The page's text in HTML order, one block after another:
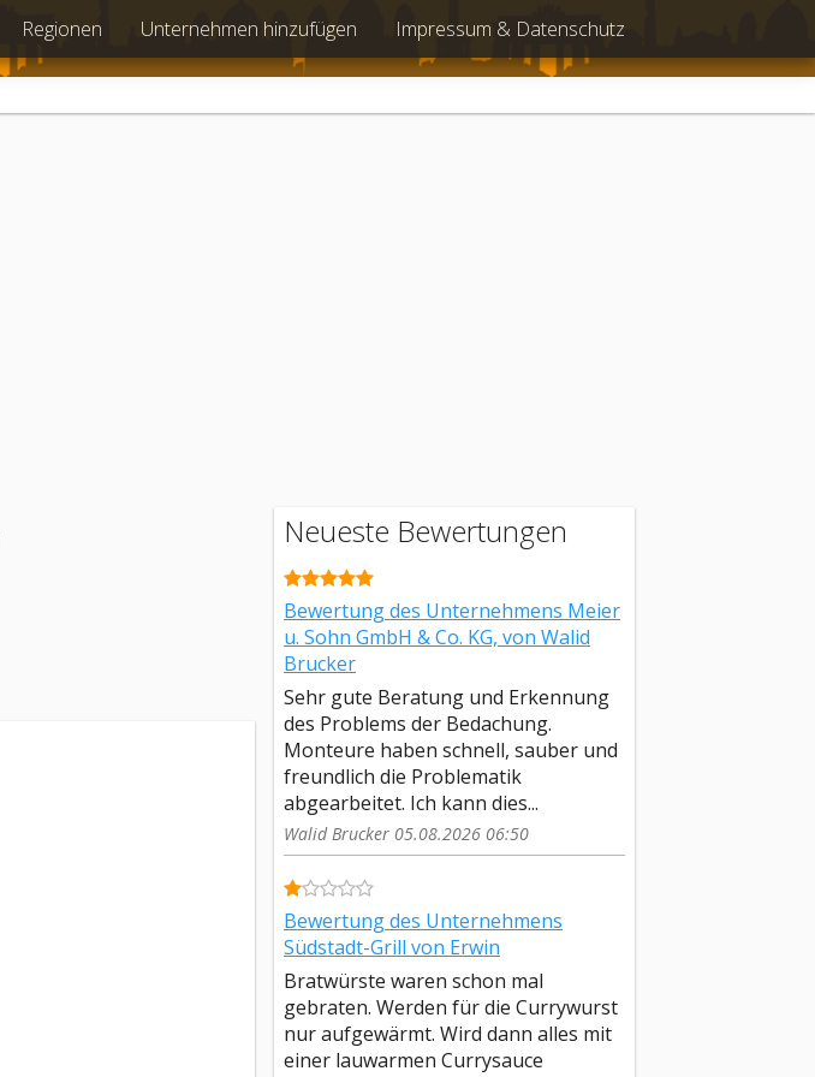
Regionen Unternehmen hinzufügen Impressum & Datenschutz
Neueste Bewertungen
Bewertung des Unternehmens Meier
u. Sohn GmbH & Co. KG, von Walid
Brucker
Sehr gute Beratung und Erkennung
des Problems der Bedachung.
Monteure haben schnell, sauber und
freundlich die Problematik
abgearbeitet. Ich kann dies...
Walid Brucker 05.08.2026 06:50
Bewertung des Unternehmens
Südstadt-Grill von Erwin
Bratwürste waren schon mal
gebraten. Werden für die Currywurst
nur aufgewärmt. Wird dann alles mit
einer lauwarmen Currysauce